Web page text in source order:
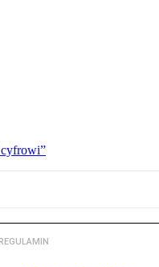
cyfrowi”
REGULAMIN